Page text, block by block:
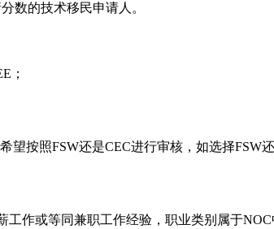
数的技术移民申请人。
；
按照FSW还是CEC进行审核，如选择FSW
工作或等同兼职工作经验，职业类别属于